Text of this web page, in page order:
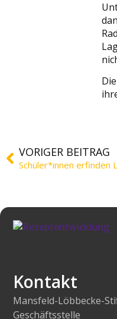
VORIGER BEITRAG
Schüler*innen erfinden
Kontakt
Mansfeld-Löbbecke-
Geschäftsstelle